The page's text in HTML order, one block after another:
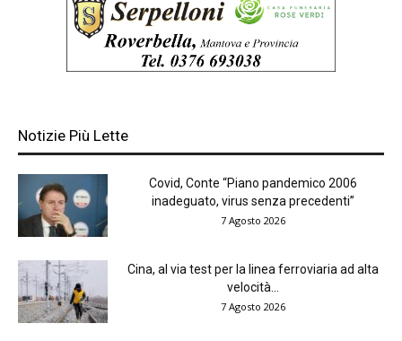
Notizie Più Lette
Covid, Conte “Piano pandemico 2006
inadeguato, virus senza precedenti”
7 Agosto 2026
Cina, al via test per la linea ferroviaria ad alta
velocità...
7 Agosto 2026